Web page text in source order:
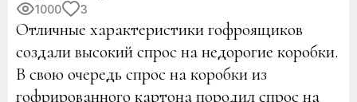
1000 3
Отличные характеристики гофроящиков
создали высокий спрос на недорогие коробки.
В свою очередь спрос на коробки из
гофрированного картона породил спрос на